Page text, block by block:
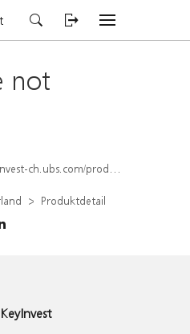
not
produkt/detail/index/isin/CH1584641430
Produktdetail